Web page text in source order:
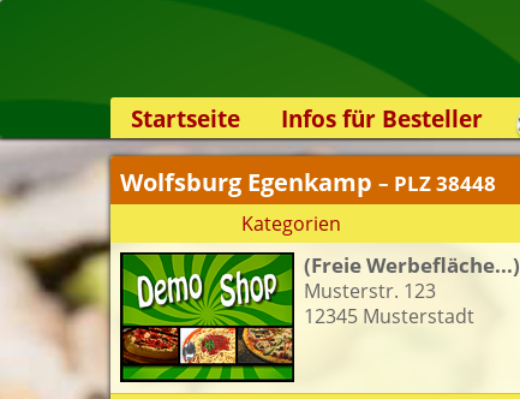
Startseite
Infos für Besteller
Lieferservice-App
Weiterempfehlen
Newsletter
Sicherheit
Kontakt
Wolfsburg Egenkamp – PLZ 38448
Kategorien
(Freie Werbefläche...)
Musterstr. 123
12345 Musterstadt